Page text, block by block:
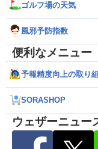
ゴルフ場の天気
風邪予防指数
便利なメニュー
予報精度向上の取り
SORASHOP
ウェザーニュー